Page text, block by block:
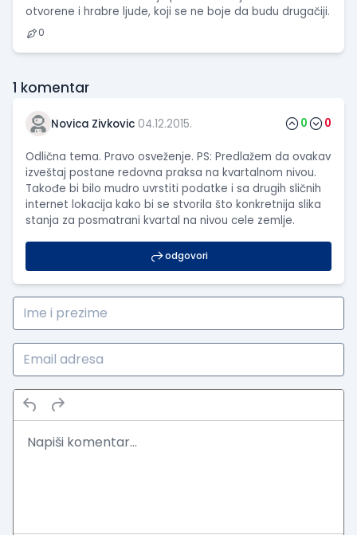
otvorene i hrabre ljude, koji se ne boje da budu drugačiji.
0
1 komentar
Novica Zivkovic 04.12.2015. 0 0
Odlična tema. Pravo osveženje. PS: Predlažem da ovakav
izveštaj postane redovna praksa na kvartalnom nivou.
Takođe bi bilo mudro uvrstiti podatke i sa drugih sličnih
internet lokacija kako bi se stvorila što konkretnija slika
stanja za posmatrani kvartal na nivou cele zemlje.
odgovori